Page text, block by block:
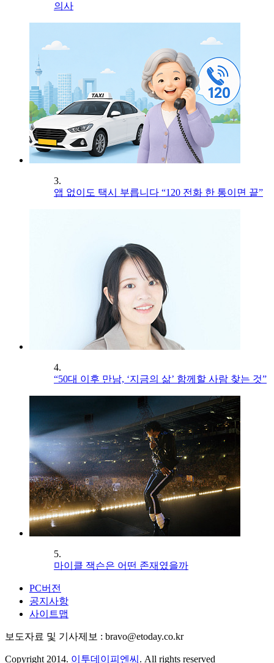
의사
3.
앱 없이도 택시 부릅니다 “120 전화 한 통이면 끝”
4.
“50대 이후 만남, ‘지금의 삶’ 함께할 사람 찾는 것”
5.
마이클 잭슨은 어떤 존재였을까
PC버전
공지사항
사이트맵
보도자료 및 기사제보 : bravo@etoday.co.kr
Copyright 2014. 이투데이피엔씨 . All rights reserved